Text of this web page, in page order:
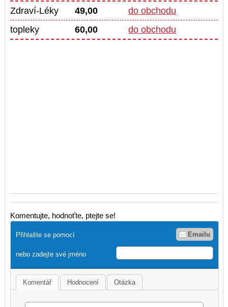
Zdraví-Léky 49,00
do obchodu
topleky
60,00 do obchodu
Komentujte, hodnoťte, ptejte se!
Přihlašte se pomocí Emailu
nebo zadejte své jméno
Komentář Hodnocení Otázka